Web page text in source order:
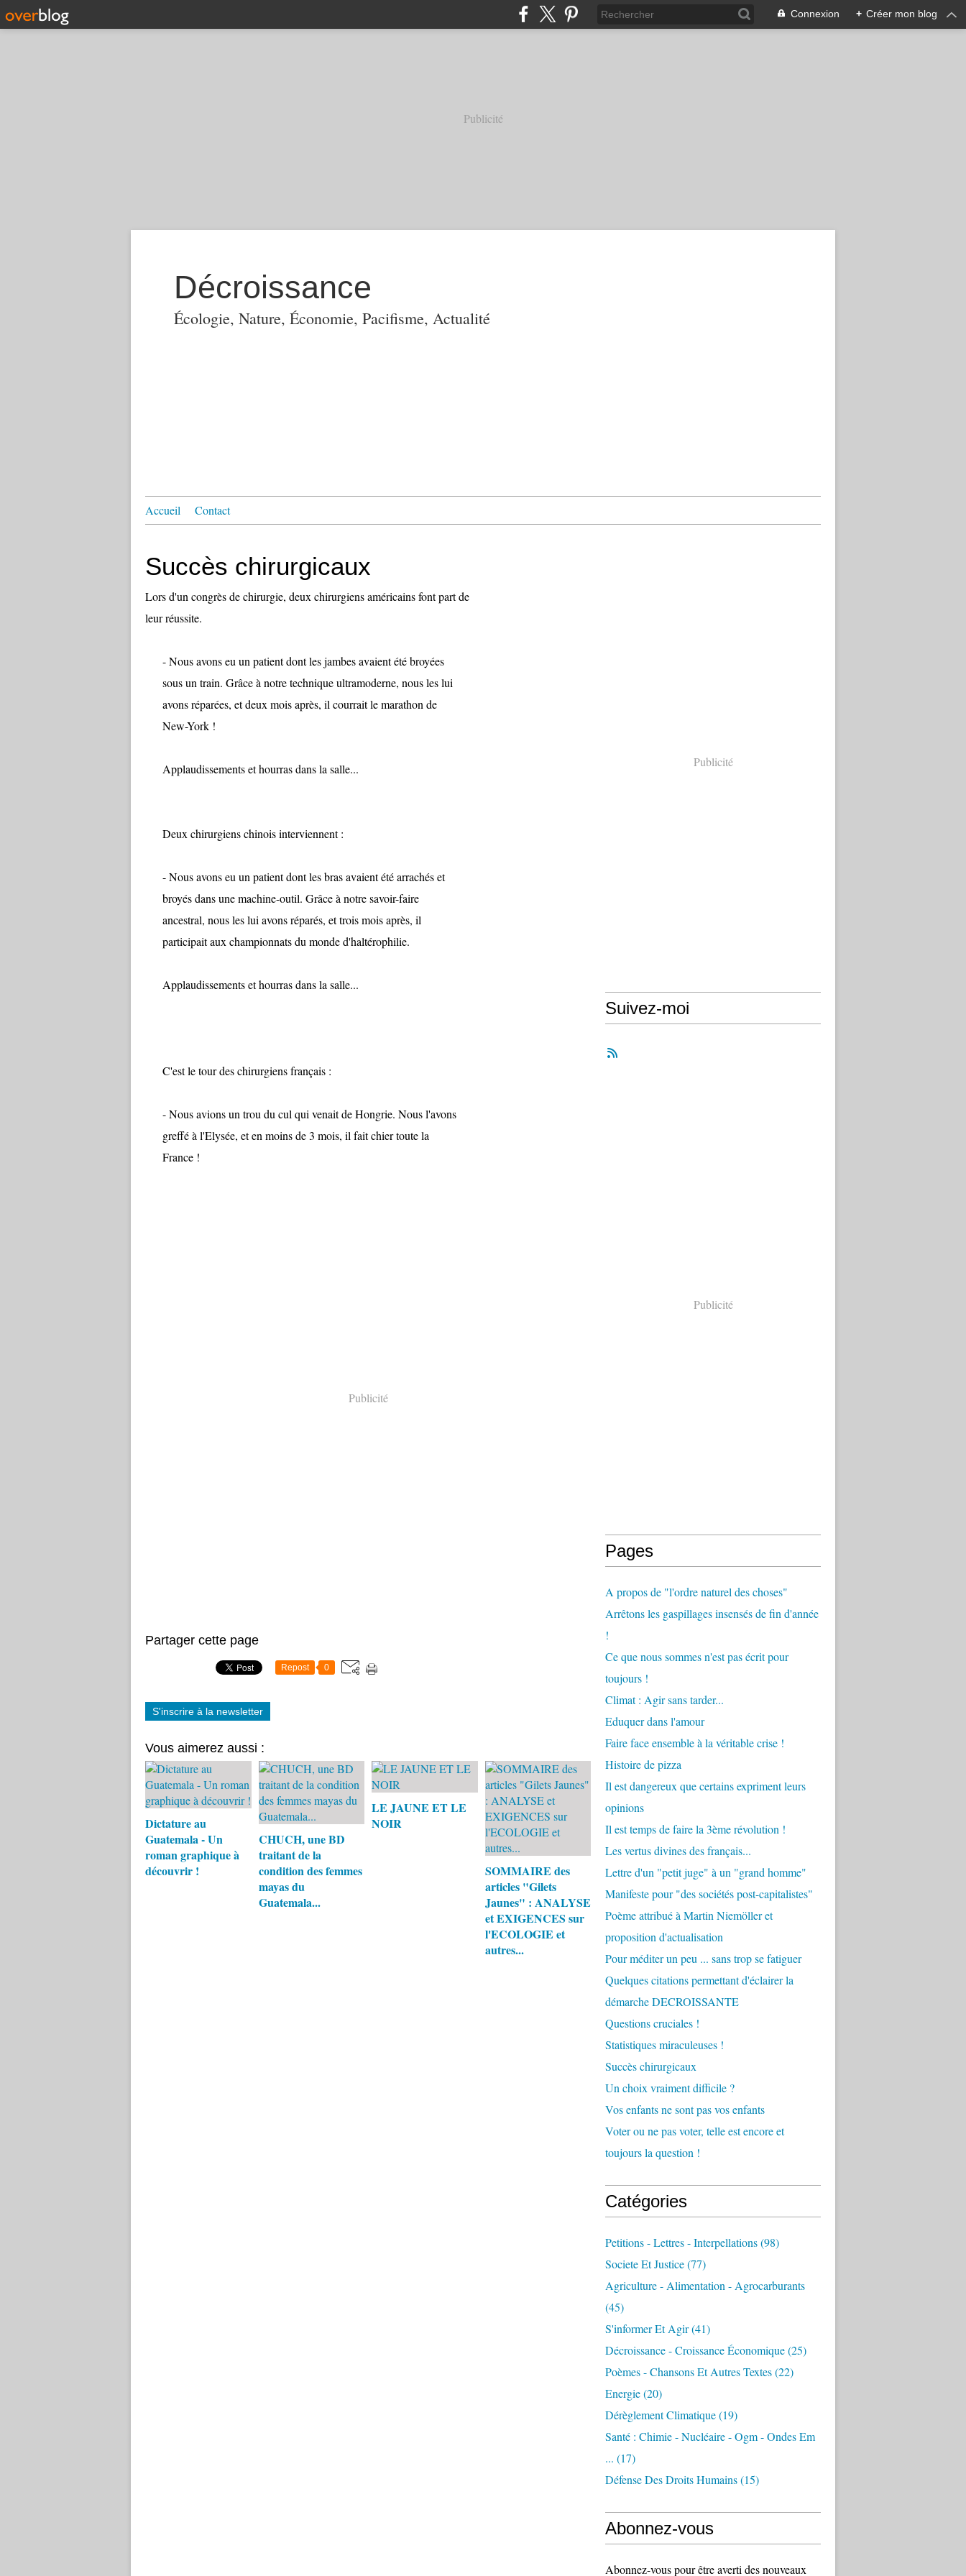
Connexion + Créer mon blog
Publicité
Décroissance
Écologie, Nature, Économie, Pacifisme, Actualité
Accueil Contact
Succès chirurgicaux
Lors d'un congrès de chirurgie, deux chirurgiens américains font part de
leur réussite.
- Nous avons eu un patient dont les jambes avaient été broyées
sous un train. Grâce à notre technique ultramoderne, nous les lui
avons réparées, et deux mois après, il courrait le marathon de
New-York !
Applaudissements et hourras dans la salle...
Deux chirurgiens chinois interviennent :
- Nous avons eu un patient dont les bras avaient été arrachés et
broyés dans une machine-outil. Grâce à notre savoir-faire
ancestral, nous les lui avons réparés, et trois mois après, il
participait aux championnats du monde d'haltérophilie.
Applaudissements et hourras dans la salle...
C'est le tour des chirurgiens français :
- Nous avions un trou du cul qui venait de Hongrie. Nous l'avons
greffé à l'Elysée, et en moins de 3 mois, il fait chier toute la
France !
Publicité
Partager cette page
Repost 0
S'inscrire à la newsletter
Vous aimerez aussi :
Dictature au
Guatemala - Un
roman graphique à
découvrir !
CHUCH, une BD
traitant de la
condition des femmes
mayas du
Guatemala...
LE JAUNE ET LE
NOIR
SOMMAIRE des
articles "Gilets
Jaunes" : ANALYSE
et EXIGENCES sur
l'ECOLOGIE et
autres...
Publicité
Suivez-moi
Publicité
Pages
A propos de "l'ordre naturel des choses"
Arrêtons les gaspillages insensés de fin d'année
!
Ce que nous sommes n'est pas écrit pour
toujours !
Climat : Agir sans tarder...
Eduquer dans l'amour
Faire face ensemble à la véritable crise !
Histoire de pizza
Il est dangereux que certains expriment leurs
opinions
Il est temps de faire la 3ème révolution !
Les vertus divines des français...
Lettre d'un "petit juge" à un "grand homme"
Manifeste pour "des sociétés post-capitalistes"
Poème attribué à Martin Niemöller et
proposition d'actualisation
Pour méditer un peu ... sans trop se fatiguer
Quelques citations permettant d'éclairer la
démarche DECROISSANTE
Questions cruciales !
Statistiques miraculeuses !
Succès chirurgicaux
Un choix vraiment difficile ?
Vos enfants ne sont pas vos enfants
Voter ou ne pas voter, telle est encore et
toujours la question !
Catégories
Petitions - Lettres - Interpellations(98)
Societe Et Justice(77)
Agriculture - Alimentation - Agrocarburants
(45)
S'informer Et Agir(41)
Décroissance - Croissance Économique(25)
Poèmes - Chansons Et Autres Textes(22)
Energie(20)
Dérèglement Climatique(19)
Santé : Chimie - Nucléaire - Ogm - Ondes Em
... (17)
Défense Des Droits Humains(15)
Abonnez-vous
Abonnez-vous pour être averti des nouveaux